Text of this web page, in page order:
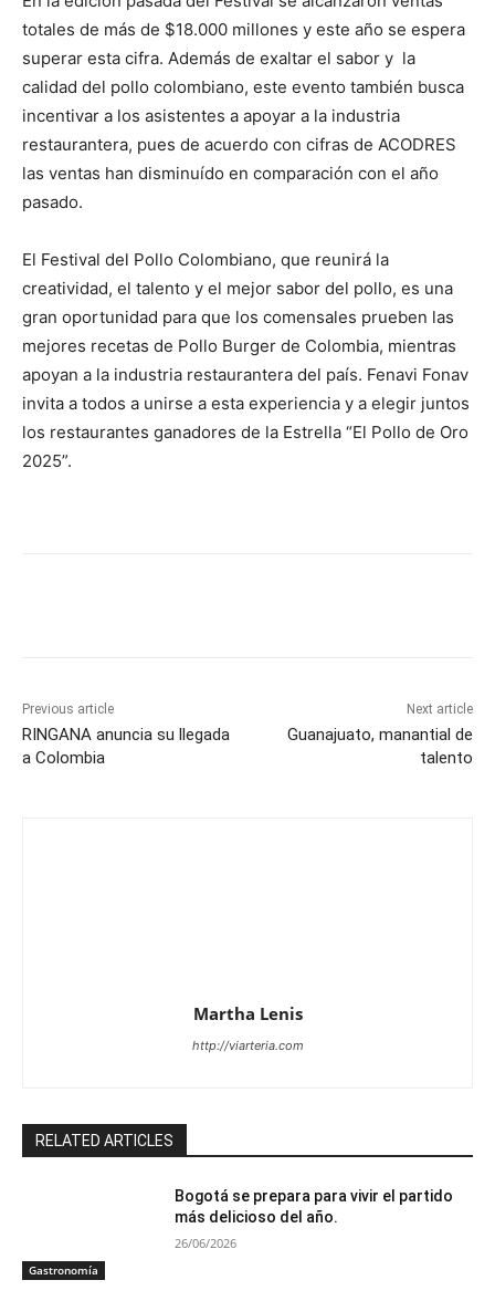
totales de más de $18.000 millones y este año se espera
superar esta cifra. Además de exaltar el sabor y la
calidad del pollo colombiano, este evento también busca
incentivar a los asistentes a apoyar a la industria
restaurantera, pues de acuerdo con cifras de ACODRES
las ventas han disminuído en comparación con el año
pasado.
El Festival del Pollo Colombiano, que reunirá la
creatividad, el talento y el mejor sabor del pollo, es una
gran oportunidad para que los comensales prueben las
mejores recetas de Pollo Burger de Colombia, mientras
apoyan a la industria restaurantera del país. Fenavi Fonav
invita a todos a unirse a esta experiencia y a elegir juntos
los restaurantes ganadores de la Estrella “El Pollo de Oro
2025”.
Previous article
RINGANA anuncia su llegada
a Colombia
Next article
Guanajuato, manantial de
talento
Martha Lenis
http://viarteria.com
RELATED ARTICLES
Gastronomía
Bogotá se prepara para vivir el partido
más delicioso del año.
26/06/2026